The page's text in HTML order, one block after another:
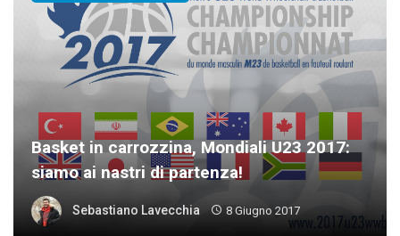
Basket in carrozzina, Mondiali U23 2017:
siamo ai nastri di partenza!
Sebastiano Lavecchia 8 Giugno 2017